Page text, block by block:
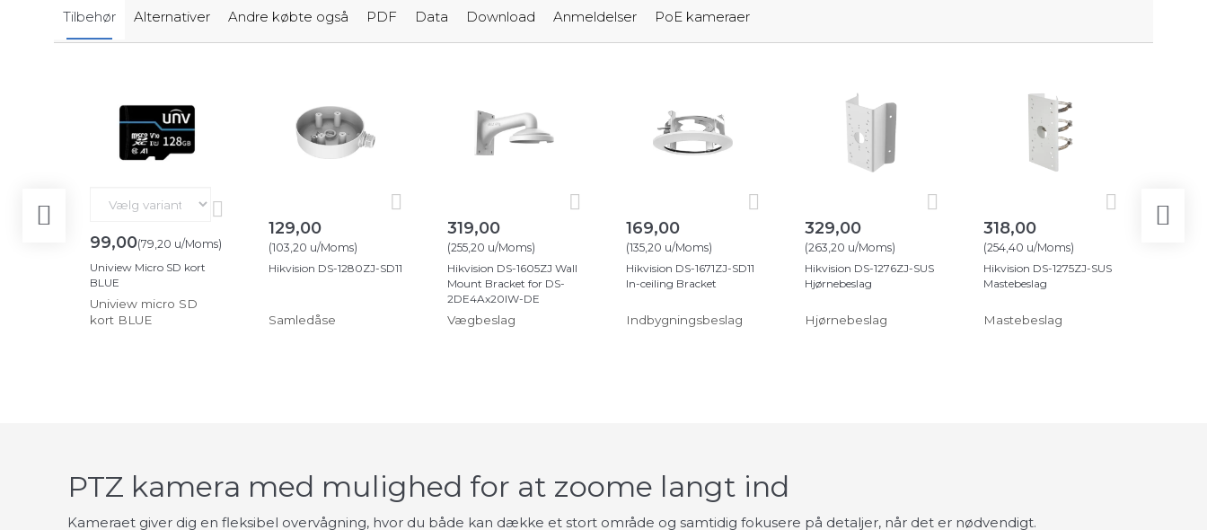
Tilbehør Alternativer Andre købte også PDF Data Download Anmeldelser PoE kameraer
99,00(79,20 u/Moms)
Uniview Micro SD kort
BLUE
Uniview micro SD
kort BLUE
129,00
(103,20 u/Moms)
Hikvision DS-1280ZJ-SD11
Samledåse
319,00
(255,20 u/Moms)
Hikvision DS-1605ZJ Wall
Mount Bracket for DS-
2DE4Ax20IW-DE
Vægbeslag
169,00
(135,20 u/Moms)
Hikvision DS-1671ZJ-SD11
In-ceiling Bracket
Indbygningsbeslag
329,00
(263,20 u/Moms)
Hikvision DS-1276ZJ-SUS
Hjørnebeslag
Hjørnebeslag
318,00
(254,40 u/Moms)
Hikvision DS-1275ZJ-SUS
Mastebeslag
Mastebeslag
PTZ kamera med mulighed for at zoome langt ind
Kameraet giver dig en fleksibel overvågning, hvor du både kan dække et stort område og samtidig fokusere på detaljer, når det er nødvendigt.